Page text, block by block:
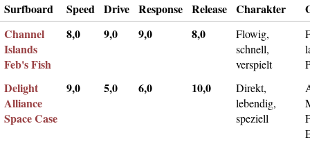
Surfboard Speed Drive Response Release Charakter
Channel
Islands
Feb's Fish
8,0 9,0 9,0 8,0
Flowig,
schnell,
verspielt
Delight
Alliance
Space Case
9,0 5,0 6,0 10,0
Direkt,
lebendig,
speziell